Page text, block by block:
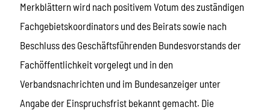
Merkblättern wird nach positivem Votum des zuständigen
Fachgebietskoordinators und des Beirats sowie nach
Beschluss des Geschäftsführenden Bundesvorstands der
Fachöffentlichkeit vorgelegt und in den
Verbandsnachrichten und im Bundesanzeiger unter
Angabe der Einspruchsfrist bekannt gemacht. Die